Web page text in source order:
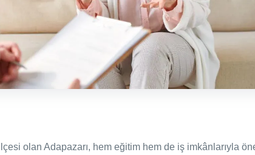
olan Adapazarı, hem eğitim hem de iş imkânlarıyla